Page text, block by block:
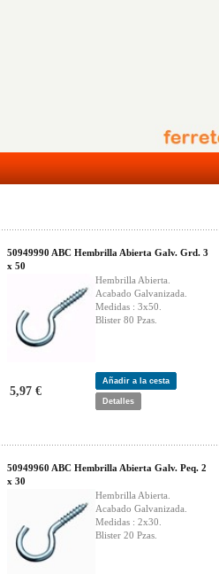
50949990 ABC Hembrilla Abierta Galv. Grd. 3
x 50
Hembrilla Abierta.
Acabado Galvanizada.
Medidas : 3x50.
Blister 80 Pzas.
5,97 €
Añadir a la cesta
Detalles
50949960 ABC Hembrilla Abierta Galv. Peq. 2
x 30
Hembrilla Abierta.
Acabado Galvanizada.
Medidas : 2x30.
Blister 20 Pzas.